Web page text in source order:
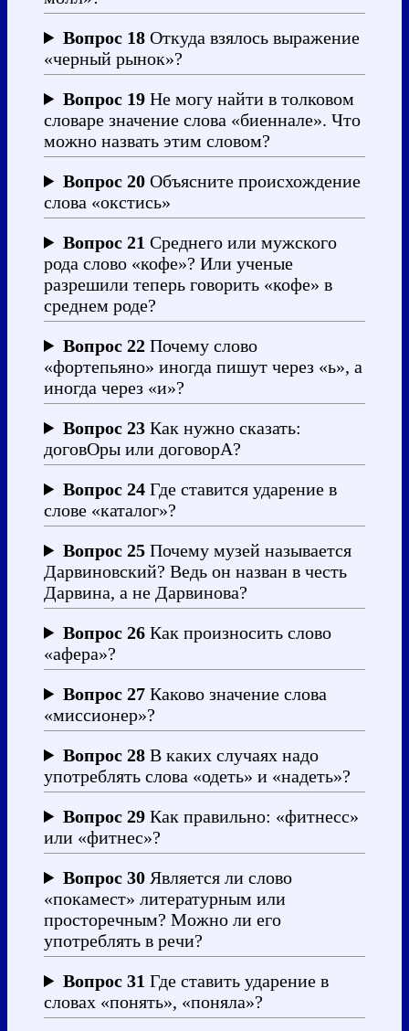
Вопрос 18 Откуда взялось выражение
«черный рынок»?
Вопрос 19 Не могу найти в толковом
словаре значение слова «биеннале». Что
можно назвать этим словом?
Вопрос 20 Объясните происхождение
слова «окстись»
Вопрос 21 Среднего или мужского
рода слово «кофе»? Или ученые
разрешили теперь говорить «кофе» в
среднем роде?
Вопрос 22 Почему слово
«фортепьяно» иногда пишут через «ь», а
иногда через «и»?
Вопрос 23 Как нужно сказать:
договОры или договорА?
Вопрос 24 Где ставится ударение в
слове «каталог»?
Вопрос 25 Почему музей называется
Дарвиновский? Ведь он назван в честь
Дарвина, а не Дарвинова?
Вопрос 26 Как произносить слово
«афера»?
Вопрос 27 Каково значение слова
«миссионер»?
Вопрос 28 В каких случаях надо
употреблять слова «одеть» и «надеть»?
Вопрос 29 Как правильно: «фитнесс»
или «фитнес»?
Вопрос 30 Является ли слово
«покамест» литературным или
просторечным? Можно ли его
употреблять в речи?
Вопрос 31 Где ставить ударение в
словах «понять», «поняла»?